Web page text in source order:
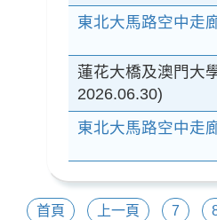
東北大馬路空中走
蓮花大橋及澳門大
2026.06.30)
東北大馬路空中走
首頁 上一頁 7